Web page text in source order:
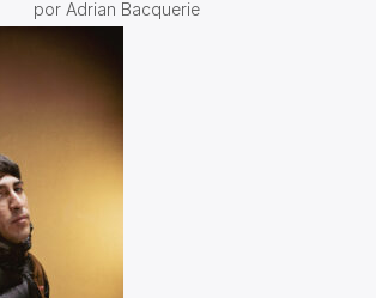
por Adrian Bacquerie